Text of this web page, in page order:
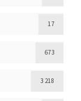
17
673
3 218